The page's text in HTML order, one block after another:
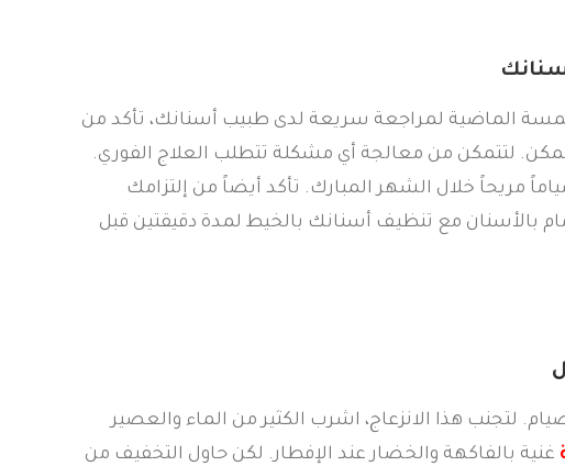
الماضية لمراجعة سريعة لدى طبيب أسنانك، تأكد من
لتتمكن من معالجة أي مشكلة تتطلب العلاج الفوري.
مريحاً خلال الشهر المبارك. تأكد أيضاً من إلتزامك
بالأسنان مع تنظيف أسنانك بالخيط لمدة دقيقتين قبل
لتجنب هذا الانزعاج، اشرب الكثير من الماء والعصير
غنية بالفاكهة والخضار عند الإفطار. لكن حاول التخفيف من